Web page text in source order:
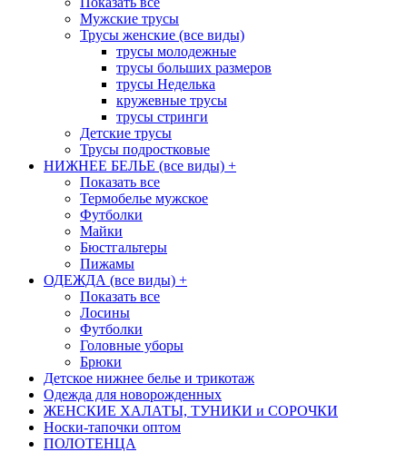
Мужские трусы
Трусы женские (все виды)
трусы молодежные
трусы больших размеров
трусы Неделька
кружевные трусы
трусы стринги
Детские трусы
Трусы подростковые
НИЖНЕЕ БЕЛЬЕ (все виды) +
Показать все
Термобелье мужское
Футболки
Майки
Бюстгальтеры
Пижамы
ОДЕЖДА (все виды) +
Показать все
Лосины
Футболки
Головные уборы
Брюки
Детское нижнее белье и трикотаж
Одежда для новорожденных
ЖЕНСКИЕ ХАЛАТЫ, ТУНИКИ и СОРОЧКИ
Носки-тапочки оптом
ПОЛОТЕНЦА